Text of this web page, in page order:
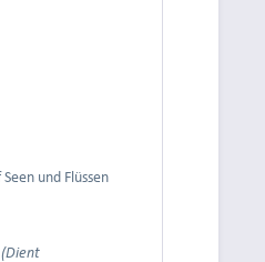
und Flüssen
(Dient